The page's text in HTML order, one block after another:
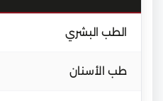
الطب البشري
طب الأسنان